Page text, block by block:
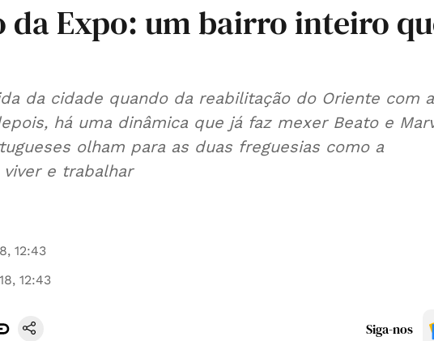
da Expo: um bairro inteiro
da cidade quando da reabilitação do Oriente com a
há uma dinâmica que já faz mexer Beato e
olham para as duas freguesias como a
e trabalhar
12:43
12:43
Siga-nos